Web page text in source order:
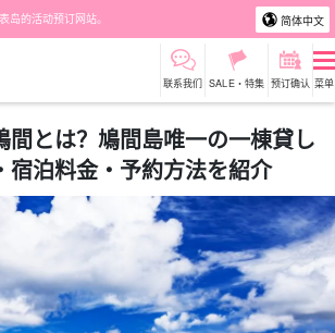
岛的活动预订网站。 简体中文
联系我们 SALE・特集 预订确认 菜单
間とは？鳩間島唯一の一棟貸し
宿泊料金・予約方法を紹介